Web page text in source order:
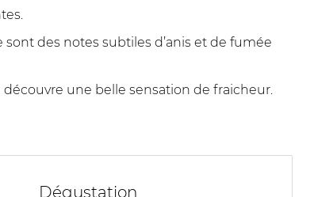
des notes subtiles d’anis et de fumée
une belle sensation de fraicheur.
Dégustation